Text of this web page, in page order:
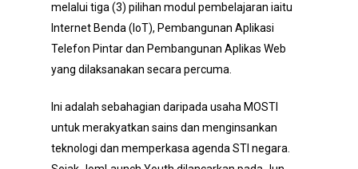
melalui tiga (3) pilihan modul pembelajaran iaitu
Internet Benda (IoT), Pembangunan Aplikasi
Telefon Pintar dan Pembangunan Aplikas Web
yang dilaksanakan secara percuma.
Ini adalah sebahagian daripada usaha MOSTI
untuk merakyatkan sains dan menginsankan
teknologi dan memperkasa agenda STI negara.